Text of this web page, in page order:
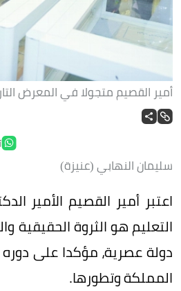
أمير القصيم متجولا في المعرض
سليمان النهابي (عنيزة)
اعتبر أمير القصيم الأمير
التعليم هو الثروة الحقيقية
دولة عصرية، مؤكدا على
المملكة وتطورها.